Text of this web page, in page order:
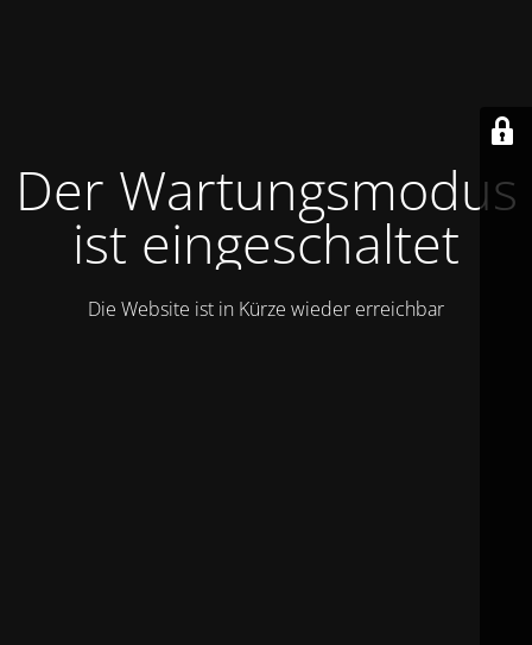
Der Wartungsmodus
ist eingeschaltet
Die Website ist in Kürze wieder erreichbar